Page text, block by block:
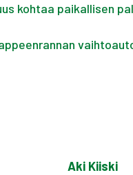
kohtaa paikallisen
Aki Kiiski